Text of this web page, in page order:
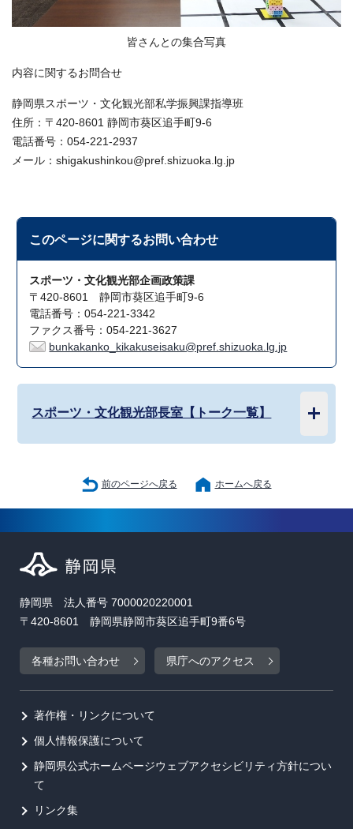
皆さんとの集合写真
内容に関するお問合せ
静岡県スポーツ・文化観光部私学振興課指導班
住所：〒420-8601 静岡市葵区追手町9-6
電話番号：054-221-2937
メール：shigakushinkou@pref.shizuoka.lg.jp
このページに関するお問い合わせ
スポーツ・文化観光部企画政策課
〒420-8601 静岡市葵区追手町9-6
電話番号：054-221-3342
ファクス番号：054-221-3627
bunkakanko_kikakuseisaku@pref.shizuoka.lg.jp
スポーツ・文化観光部長室【トーク一覧】
前のページへ戻る ホームへ戻る
静岡県 法人番号 7000020220001
〒420-8601 静岡県静岡市葵区追手町9番6号
各種お問い合わせ 県庁へのアクセス
著作権・リンクについて
個人情報保護について
静岡県公式ホームページウェブアクセシビリティ方針につい
て
リンク集